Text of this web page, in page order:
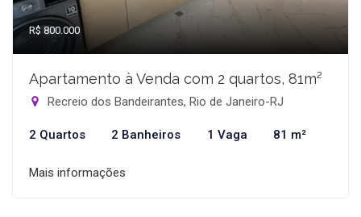
R$ 800.000
Apartamento à Venda com 2 quartos, 81m²
Recreio dos Bandeirantes, Rio de Janeiro-RJ
2 Quartos 2 Banheiros 1 Vaga 81 m²
Mais informações